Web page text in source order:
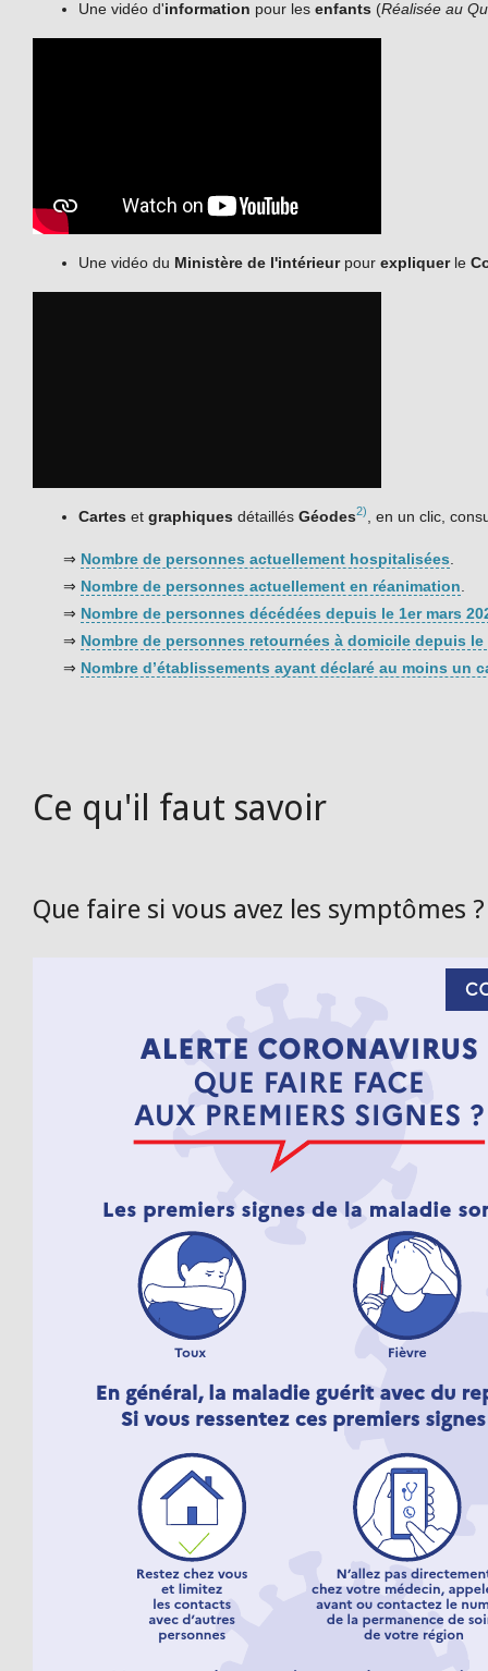
Une vidéo d'information pour les enfants (Réalisée au
Une vidéo du Ministère de l'intérieurpour expliquerle
Cartes et graphiques détaillés Géodes2), en un clic,
⇒ Nombre de personnes actuellement hospitalisées.
⇒ Nombre de personnes actuellement en réanimation.
⇒ Nombre de personnes décédées depuis le 1er mars
⇒ Nombre de personnes retournées à domicile depuis le
⇒ Nombre d’établissements ayant déclaré au moins un
Ce qu'il faut savoir
Que faire si vous avez les symptômes ?